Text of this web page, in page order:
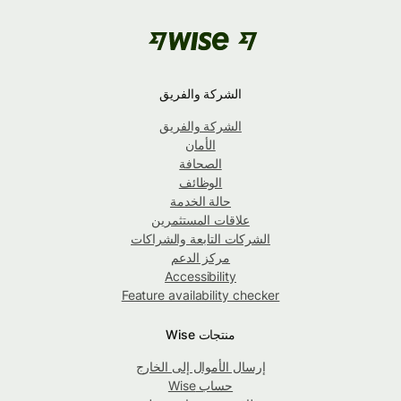
الشركة والفريق
الشركة والفريق
الأمان
الصحافة
الوظائف
حالة الخدمة
علاقات المستثمرين
الشركات التابعة والشراكات
مركز الدعم
Accessibility
Feature availability checker
منتجات Wise
إرسال الأموال إلى الخارج
حساب Wise